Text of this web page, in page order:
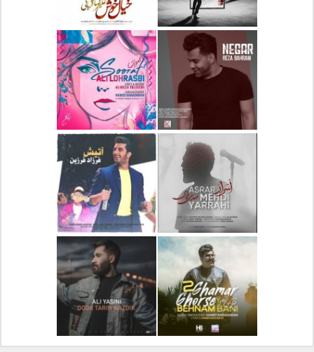
دانلود آلبوم جدید سیروان
خسروی بنام مونولوگ
دانلود آهنگ جدید علیرضا
قربانی بنام خیال خوش
دانلود آهنگ جدید رضا
بهرام بنام نگار
دانلود آهنگ جدید علی
لهراسبی بنام صورت
دانلود آهنگ جدید مهدی
یراحی بنام اسرار
دانلود آهنگ جدید فرزاد
فرزین بنام آتیش